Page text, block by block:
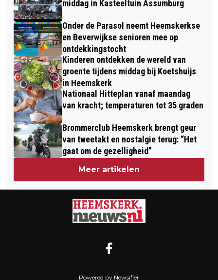
middag in Kasteeltuin Assumburg
Onder de Parasol neemt Heemskerkse
en Beverwijkse senioren mee op
ontdekkingstocht
Kinderen ontdekken de wereld van
groente tijdens middag bij Koetshuijs
in Heemskerk
Nationaal Hitteplan vanaf maandag
van kracht; temperaturen tot 35 graden
Brommerclub Heemskerk brengt geur
van tweetakt en nostalgie terug: “Het
gaat om de gezelligheid”
Meer artikelen
Powered by Newsifier